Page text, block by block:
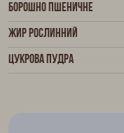
Борошно пшеничне
Жир рослинний
Цукрова пудра